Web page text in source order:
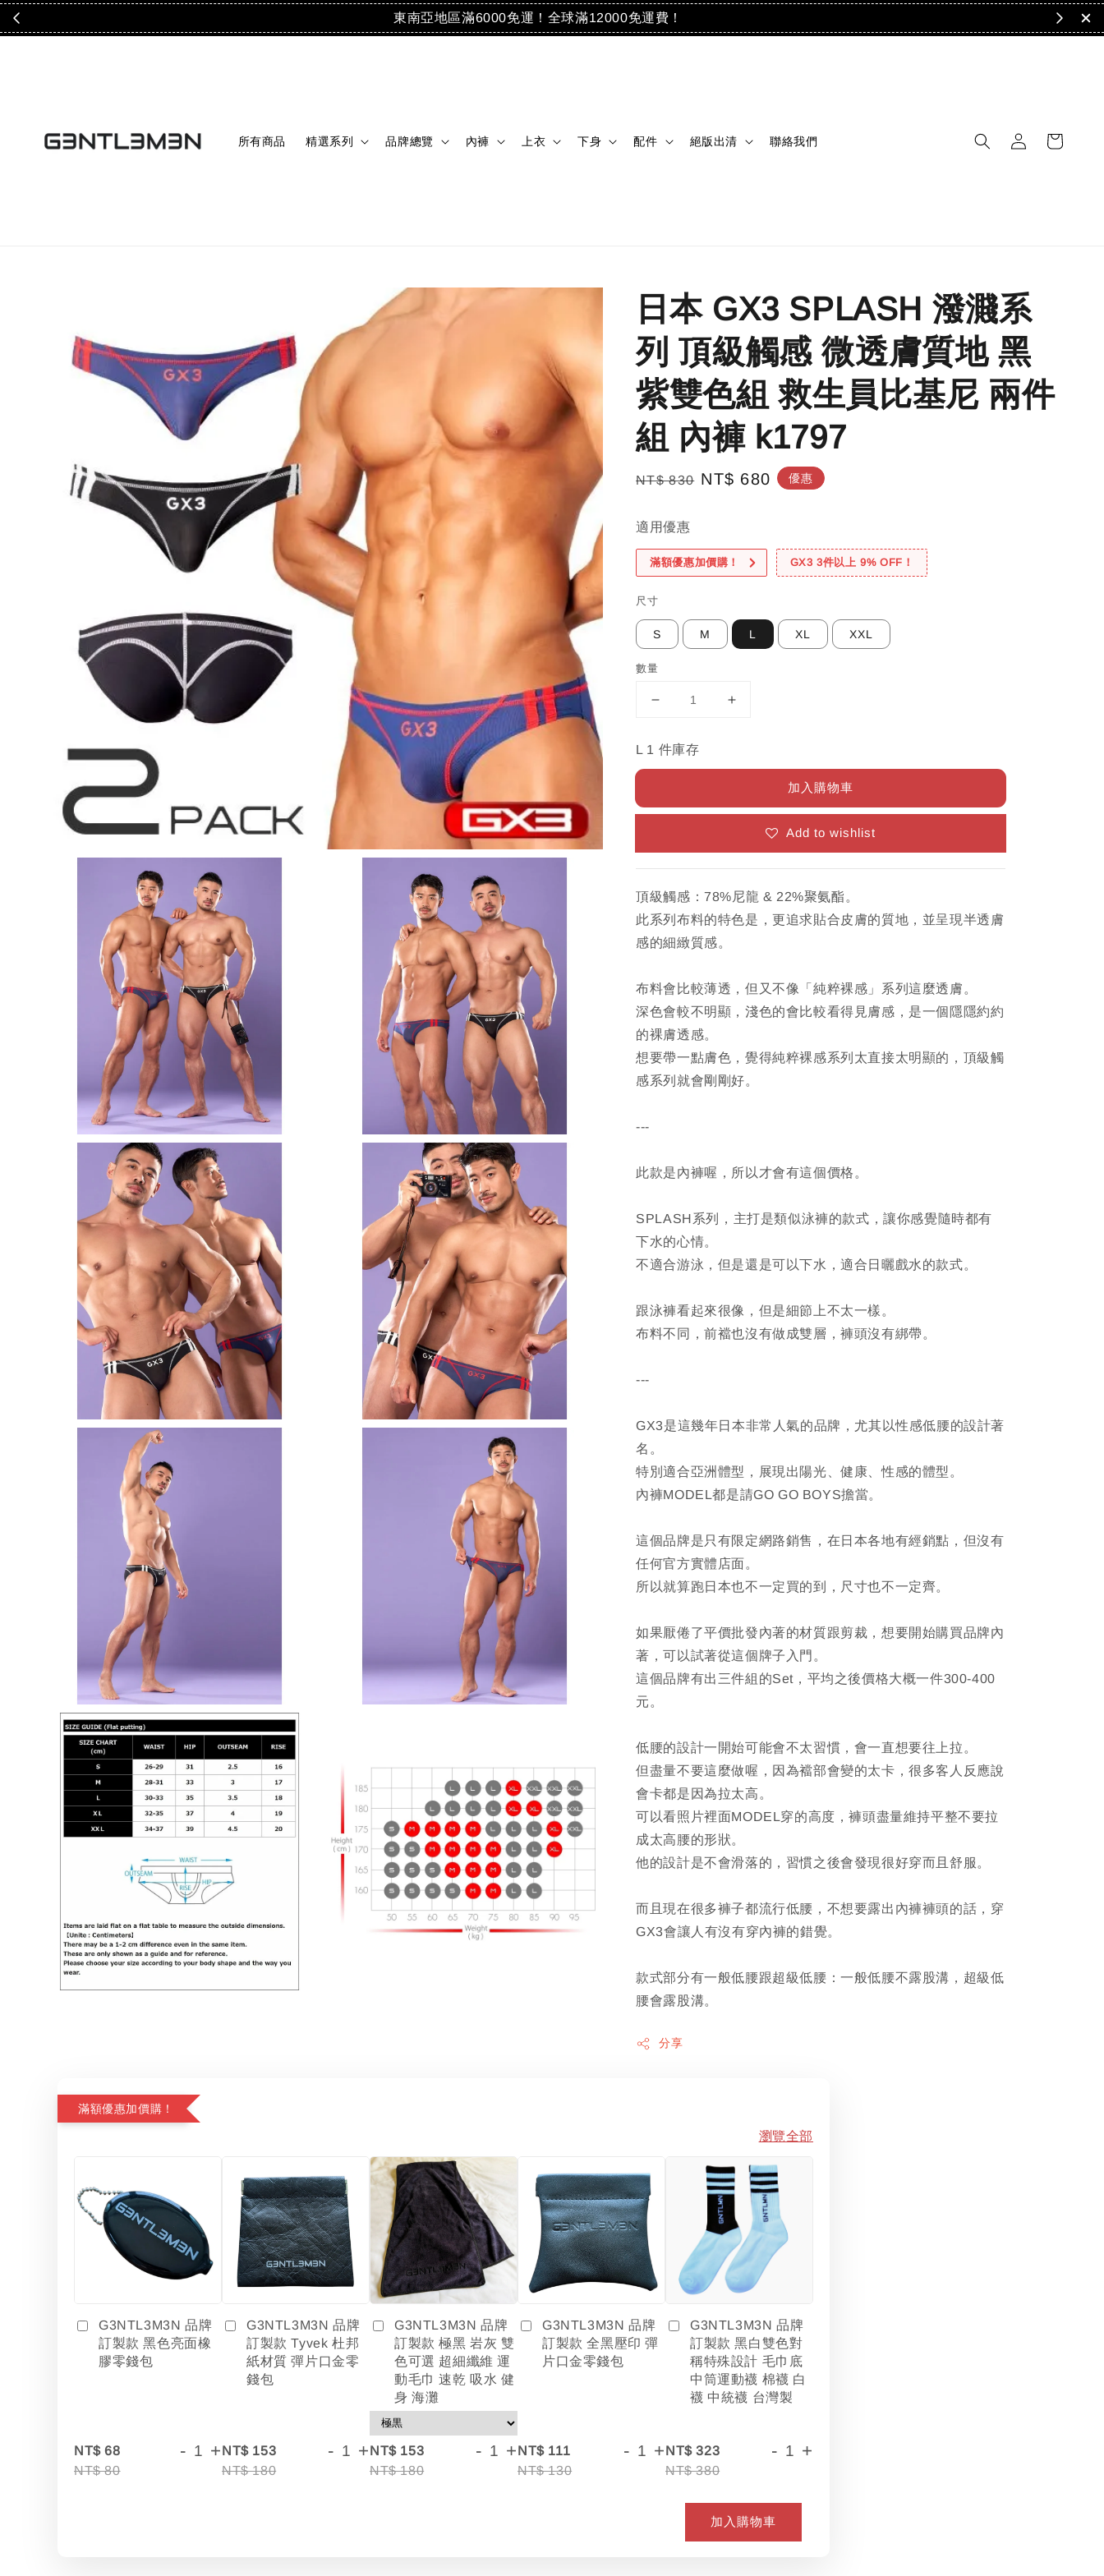
東南亞地區滿6000免運！全球滿12000免運費！
所有商品 精選系列 品牌總覽 內褲 上衣 下身 配件 絕版出清 聯絡我們
日本 GX3 SPLASH 潑濺系
列 頂級觸感 微透膚質地 黑
紫雙色組 救生員比基尼 兩件
組 內褲 k1797
Regular
NT$ 830 Sale
NT$ 680 優惠
適用優惠
滿額優惠加價購！ GX3 3件以上 9% OFF！
尺寸
S M L XL XXL
數量
L 1 件庫存
加入購物車
Add to wishlist
頂級觸感：78%尼龍 & 22%聚氨酯。
此系列布料的特色是，更追求貼合皮膚的質地，並呈現半透膚
感的細緻質感。
布料會比較薄透，但又不像「純粹裸感」系列這麼透膚。
深色會較不明顯，淺色的會比較看得見膚感，是一個隱隱約約
的裸膚透感。
想要帶一點膚色，覺得純粹裸感系列太直接太明顯的，頂級觸
感系列就會剛剛好。
---
此款是內褲喔，所以才會有這個價格。
SPLASH系列，主打是類似泳褲的款式，讓你感覺隨時都有
下水的心情。
不適合游泳，但是還是可以下水，適合日曬戲水的款式。
跟泳褲看起來很像，但是細節上不太一樣。
布料不同，前襠也沒有做成雙層，褲頭沒有綁帶。
---
GX3是這幾年日本非常人氣的品牌，尤其以性感低腰的設計著
名。
特別適合亞洲體型，展現出陽光、健康、性感的體型。
內褲MODEL都是請GO GO BOYS擔當。
這個品牌是只有限定網路銷售，在日本各地有經銷點，但沒有
任何官方實體店面。
所以就算跑日本也不一定買的到，尺寸也不一定齊。
如果厭倦了平價批發內著的材質跟剪裁，想要開始購買品牌內
著，可以試著從這個牌子入門。
這個品牌有出三件組的Set，平均之後價格大概一件300-400
元。
低腰的設計一開始可能會不太習慣，會一直想要往上拉。
但盡量不要這麼做喔，因為襠部會變的太卡，很多客人反應說
會卡都是因為拉太高。
可以看照片裡面MODEL穿的高度，褲頭盡量維持平整不要拉
成太高腰的形狀。
他的設計是不會滑落的，習慣之後會發現很好穿而且舒服。
而且現在很多褲子都流行低腰，不想要露出內褲褲頭的話，穿
GX3會讓人有沒有穿內褲的錯覺。
款式部分有一般低腰跟超級低腰：一般低腰不露股溝，超級低
腰會露股溝。
分享
滿額優惠加價購！
瀏覽全部
G3NTL3M3N 品牌
訂製款 黑色亮面橡
膠零錢包
NT$ 68
NT$ 80
- +
G3NTL3M3N 品牌
訂製款 Tyvek 杜邦
紙材質 彈片口金零
錢包
NT$ 153
NT$ 180
- +
G3NTL3M3N 品牌
訂製款 極黑 岩灰 雙
色可選 超細纖維 運
動毛巾 速乾 吸水 健
身 海灘
NT$ 153
NT$ 180
- +
G3NTL3M3N 品牌
訂製款 全黑壓印 彈
片口金零錢包
NT$ 111
NT$ 130
- +
G3NTL3M3N 品牌
訂製款 黑白雙色對
稱特殊設計 毛巾底
中筒運動襪 棉襪 白
襪 中統襪 台灣製
NT$ 323
NT$ 380
- +
加入購物車